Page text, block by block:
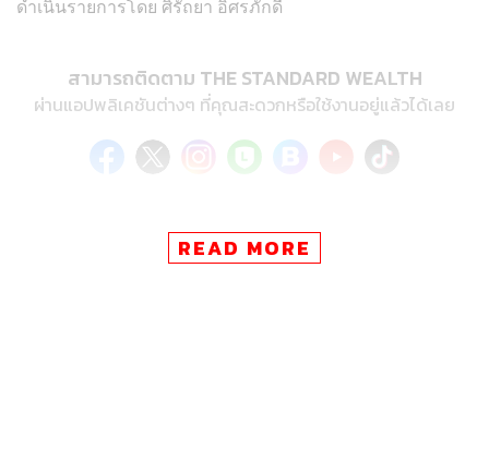
ดำเนินรายการโดย ศิรัถยา อิศรภักดี
สามารถติดตาม THE STANDARD WEALTH
ผ่านแอปพลิเคชันต่างๆ ที่คุณสะดวกหรือใช้งานอยู่แล้วได้เลย
THE STANDARD Wealth
WEALTH IN DEPTH
มทินา วัชรวราทร
การลงทุน
READ MORE